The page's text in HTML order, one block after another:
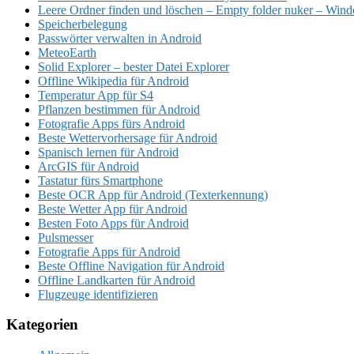
Leere Ordner finden und löschen – Empty folder nuker –
Speicherbelegung
Passwörter verwalten in Android
MeteoEarth
Solid Explorer – bester Datei Explorer
Offline Wikipedia für Android
Temperatur App für S4
Pflanzen bestimmen für Android
Fotografie Apps fürs Android
Beste Wettervorhersage für Android
Spanisch lernen für Android
ArcGIS für Android
Tastatur fürs Smartphone
Beste OCR App für Android (Texterkennung)
Beste Wetter App für Android
Besten Foto Apps für Android
Pulsmesser
Fotografie Apps für Android
Beste Offline Navigation für Android
Offline Landkarten für Android
Flugzeuge identifizieren
Kategorien